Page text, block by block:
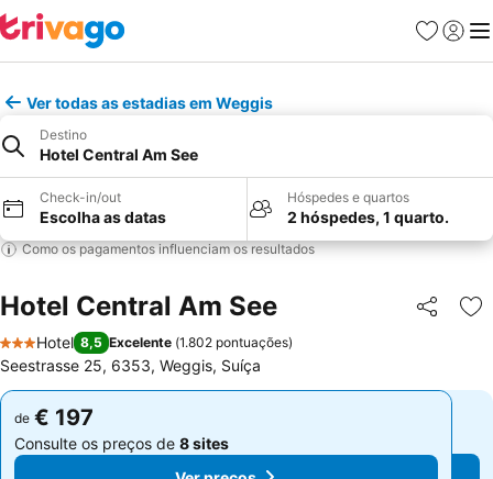
Favoritos
Iniciar
Ver todas as estadias em Weggis
Destino
Hotel Central Am See
Check-in/out
Escolha as datas
Hóspedes e quartos
2 hóspedes, 1 quarto.
Como os pagamentos influenciam os resultados
Hotel Central Am See Partilhar
3 Estrelas
Hotel 8,5 Excelente (1.802 pontuações)
Seestrasse 25, 6353, Weggis, Suíça
de € 197
Consulte os preços de 8 sites
de € 197
Consulte os preços de 8 sites